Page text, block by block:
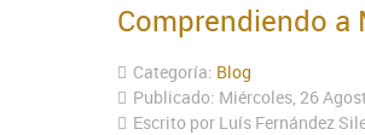
Comprendiendo a
Categoría: Blog
Publicado: Miércoles, 26
Escrito por Luís Fernández